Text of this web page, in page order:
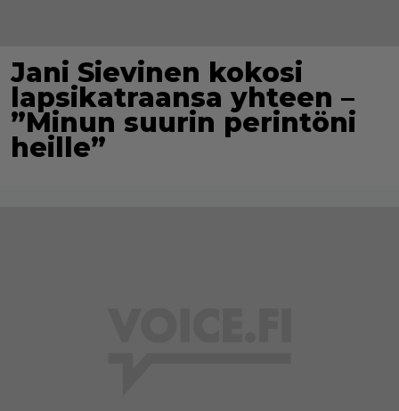
Jani Sievinen kokosi
lapsikatraansa yhteen –
”Minun suurin perintöni
heille”